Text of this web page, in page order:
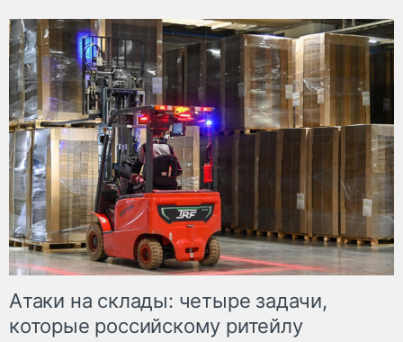
Атаки на склады: четыре задачи,
которые российскому ритейлу